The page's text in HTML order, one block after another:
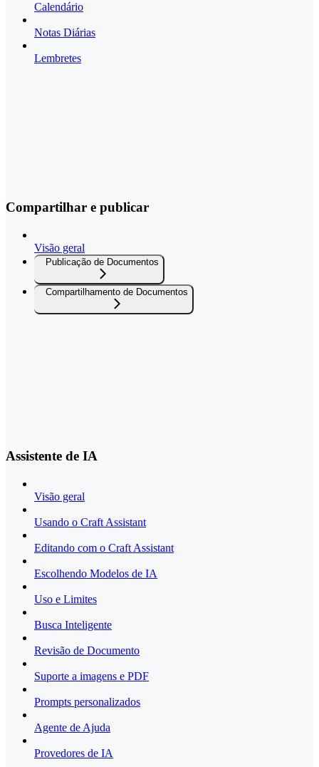
Calendário
Notas Diárias
Lembretes
Compartilhar e publicar
Visão geral
Publicação de Documentos
Compartilhamento de Documentos
Assistente de IA
Visão geral
Usando o Craft Assistant
Editando com o Craft Assistant
Escolhendo Modelos de IA
Uso e Limites
Busca Inteligente
Revisão de Documento
Suporte a imagens e PDF
Prompts personalizados
Agente de Ajuda
Provedores de IA